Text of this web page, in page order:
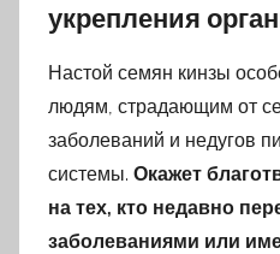
укрепления
Настой семян кинзы
людям, страдающим от
заболеваний и недугов
системы. Окажет
на тех, кто недавно
заболеваниями или